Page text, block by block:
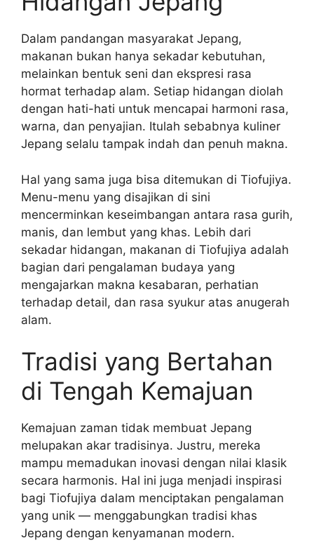
Dalam pandangan masyarakat Jepang,
makanan bukan hanya sekadar kebutuhan,
melainkan bentuk seni dan ekspresi rasa
hormat terhadap alam. Setiap hidangan diolah
dengan hati-hati untuk mencapai harmoni rasa,
warna, dan penyajian. Itulah sebabnya kuliner
Jepang selalu tampak indah dan penuh makna.
Hal yang sama juga bisa ditemukan di Tiofujiya.
Menu-menu yang disajikan di sini
mencerminkan keseimbangan antara rasa gurih,
manis, dan lembut yang khas. Lebih dari
sekadar hidangan, makanan di Tiofujiya adalah
bagian dari pengalaman budaya yang
mengajarkan makna kesabaran, perhatian
terhadap detail, dan rasa syukur atas anugerah
alam.
Tradisi yang Bertahan
di Tengah Kemajuan
Kemajuan zaman tidak membuat Jepang
melupakan akar tradisinya. Justru, mereka
mampu memadukan inovasi dengan nilai klasik
secara harmonis. Hal ini juga menjadi inspirasi
bagi Tiofujiya dalam menciptakan pengalaman
yang unik — menggabungkan tradisi khas
Jepang dengan kenyamanan modern.